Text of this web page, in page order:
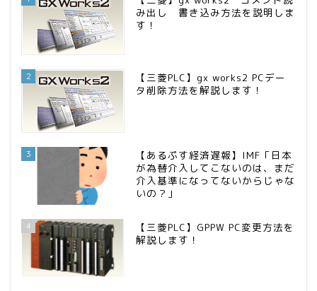
み出し 書き込み方法を説明しま
す！
2
【三菱PLC】gx works2 PCデー
タ削除方法を解説します！
3
【あるぷす経済遅報】IMF「日本
が為替介入してこないのは、まだ
介入基準になってないからじゃな
いの？」
4
【三菱PLC】GPPW PC変更方法を
解説します！